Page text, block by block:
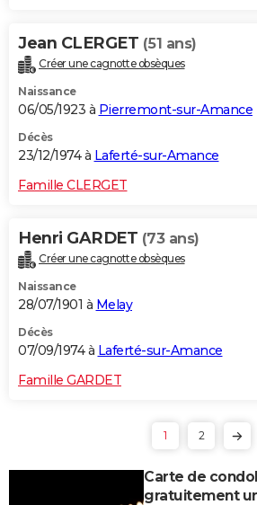
Jean CLERGET (51 ans)
Créer une cagnotte obsèques
Naissance
06/05/1923 à Pierremont-sur-Amance
Décès
23/12/1974 à Laferté-sur-Amance
Famille CLERGET
Henri GARDET (73 ans)
Créer une cagnotte obsèques
Naissance
28/07/1901 à Melay
Décès
07/09/1974 à Laferté-sur-Amance
Famille GARDET
1 2
Carte de
gratuitement